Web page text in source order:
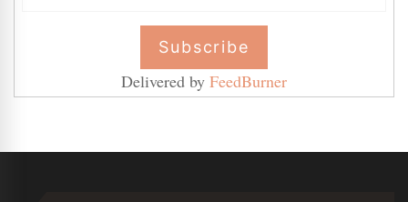
Delivered by FeedBurner